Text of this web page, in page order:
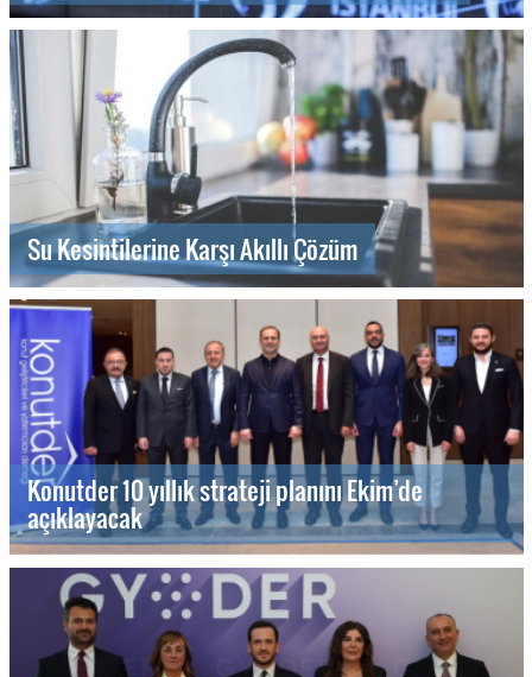
Su Kesintilerine Karşı Akıllı Çözüm
Konutder 10 yıllık strateji planını Ekim’de
açıklayacak